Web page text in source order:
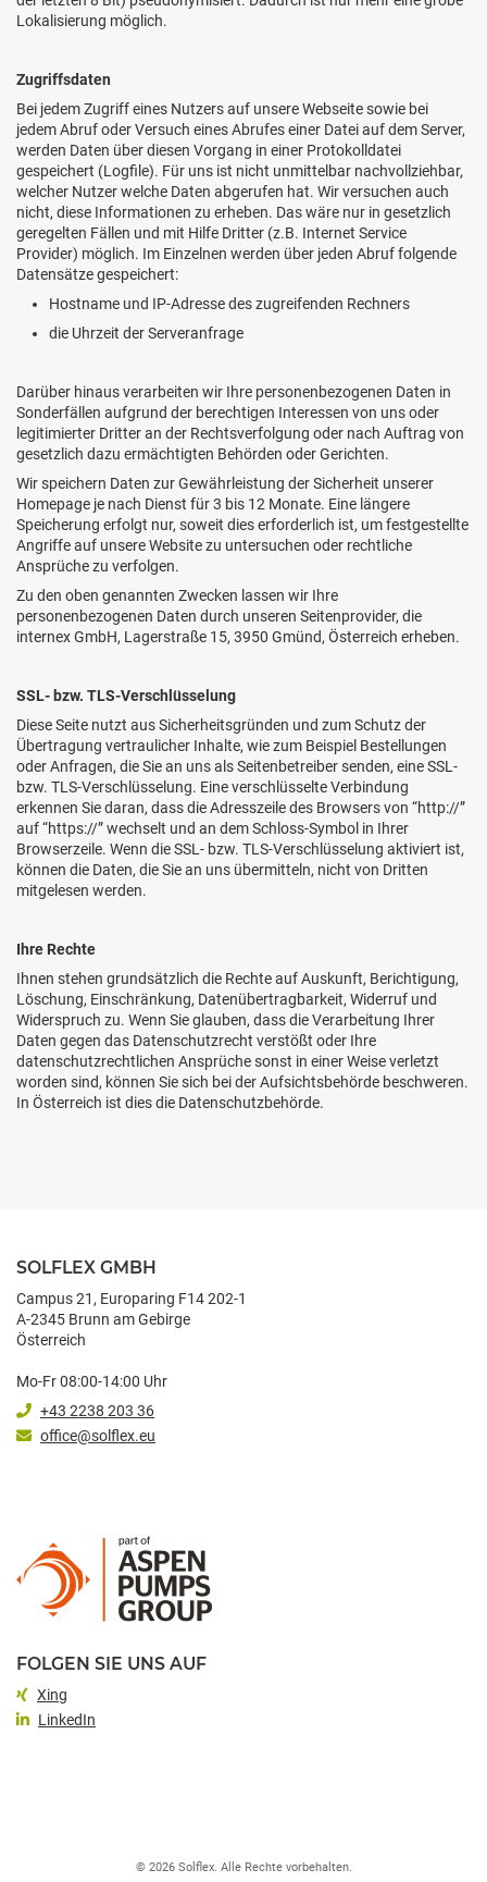
Lokalisierung möglich.
Zugriffsdaten
Bei jedem Zugriff eines Nutzers auf unsere Webseite sowie bei
jedem Abruf oder Versuch eines Abrufes einer Datei auf dem Server,
werden Daten über diesen Vorgang in einer Protokolldatei
gespeichert (Logfile). Für uns ist nicht unmittelbar nachvollziehbar,
welcher Nutzer welche Daten abgerufen hat. Wir versuchen auch
nicht, diese Informationen zu erheben. Das wäre nur in gesetzlich
geregelten Fällen und mit Hilfe Dritter (z.B. Internet Service
Provider) möglich. Im Einzelnen werden über jeden Abruf folgende
Datensätze gespeichert:
Hostname und IP-Adresse des zugreifenden Rechners
die Uhrzeit der Serveranfrage
Darüber hinaus verarbeiten wir Ihre personenbezogenen Daten in
Sonderfällen aufgrund der berechtigen Interessen von uns oder
legitimierter Dritter an der Rechtsverfolgung oder nach Auftrag von
gesetzlich dazu ermächtigten Behörden oder Gerichten.
Wir speichern Daten zur Gewährleistung der Sicherheit unserer
Homepage je nach Dienst für 3 bis 12 Monate. Eine längere
Speicherung erfolgt nur, soweit dies erforderlich ist, um festgestellte
Angriffe auf unsere Website zu untersuchen oder rechtliche
Ansprüche zu verfolgen.
Zu den oben genannten Zwecken lassen wir Ihre
personenbezogenen Daten durch unseren Seitenprovider, die
internex GmbH, Lagerstraße 15, 3950 Gmünd, Österreich erheben.
SSL- bzw. TLS-Verschlüsselung
Diese Seite nutzt aus Sicherheitsgründen und zum Schutz der
Übertragung vertraulicher Inhalte, wie zum Beispiel Bestellungen
oder Anfragen, die Sie an uns als Seitenbetreiber senden, eine SSL-
bzw. TLS-Verschlüsselung. Eine verschlüsselte Verbindung
erkennen Sie daran, dass die Adresszeile des Browsers von “http://”
auf “https://” wechselt und an dem Schloss-Symbol in Ihrer
Browserzeile. Wenn die SSL- bzw. TLS-Verschlüsselung aktiviert ist,
können die Daten, die Sie an uns übermitteln, nicht von Dritten
mitgelesen werden.
Ihre Rechte
Ihnen stehen grundsätzlich die Rechte auf Auskunft, Berichtigung,
Löschung, Einschränkung, Datenübertragbarkeit, Widerruf und
Widerspruch zu. Wenn Sie glauben, dass die Verarbeitung Ihrer
Daten gegen das Datenschutzrecht verstößt oder Ihre
datenschutzrechtlichen Ansprüche sonst in einer Weise verletzt
worden sind, können Sie sich bei der Aufsichtsbehörde beschweren.
In Österreich ist dies die Datenschutzbehörde.
SOLFLEX GMBH
Campus 21, Europaring F14 202-1
A-2345 Brunn am Gebirge
Österreich
Mo-Fr 08:00-14:00 Uhr
+43 2238 203 36
office@solflex.eu
FOLGEN SIE UNS AUF
Xing
LinkedIn
© 2026 Solflex. Alle Rechte vorbehalten.